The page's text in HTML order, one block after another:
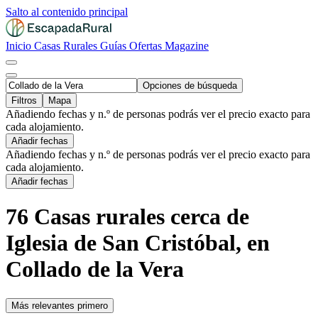
Salto al contenido principal
Inicio Casas Rurales Guías Ofertas Magazine
Opciones de búsqueda
Filtros
Mapa
Añadiendo fechas y n.º de personas podrás ver el precio exacto para
cada alojamiento.
Añadir fechas
Añadiendo fechas y n.º de personas podrás ver el precio exacto para
cada alojamiento.
Añadir fechas
76 Casas rurales cerca de
Iglesia de San Cristóbal, en
Collado de la Vera
Más relevantes primero